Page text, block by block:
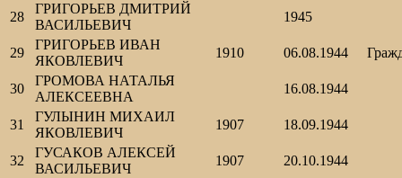
28
ГРИГОРЬЕВ ДМИТРИЙ
ВАСИЛЬЕВИЧ
1945
29
ГРИГОРЬЕВ ИВАН
ЯКОВЛЕВИЧ
1910 06.08.1944
30
ГРОМОВА НАТАЛЬЯ
АЛЕКСЕЕВНА
16.08.1944
31
ГУЛЫНИН МИХАИЛ
ЯКОВЛЕВИЧ
1907 18.09.1944
32
ГУСАКОВ АЛЕКСЕЙ
ВАСИЛЬЕВИЧ
1907 20.10.1944